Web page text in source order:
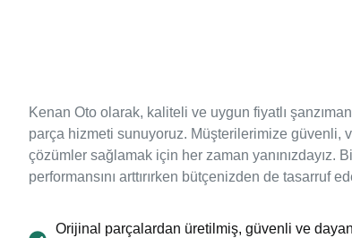
Kenan Oto olarak, kaliteli ve uygun fiyatlı
parça hizmeti sunuyoruz. Müşterilerimize güvenli,
çözümler sağlamak için her zaman yanınızdayız.
performansını arttırırken bütçenizden de tasarruf
Orijinal parçalardan üretilmiş, güvenli ve